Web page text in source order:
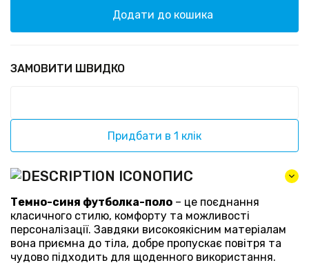
Додати до кошика
ЗАМОВИТИ ШВИДКО
Придбати в 1 клік
ОПИС
Темно-синя футболка-поло – це поєднання
класичного стилю, комфорту та можливості
персоналізації. Завдяки високоякісним матеріалам
вона приємна до тіла, добре пропускає повітря та
чудово підходить для щоденного використання.